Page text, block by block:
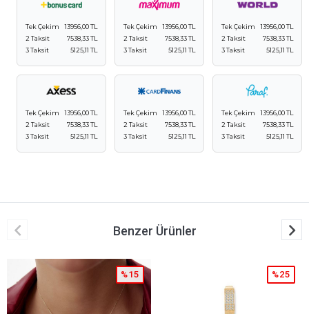
Tek Çekim
13956,00 TL
2 Taksit
7538,33 TL
3 Taksit
5125,11 TL
Tek Çekim
13956,00 TL
2 Taksit
7538,33 TL
3 Taksit
5125,11 TL
Tek Çekim
13956,00 TL
2 Taksit
7538,33 TL
3 Taksit
5125,11 TL
Tek Çekim
13956,00 TL
2 Taksit
7538,33 TL
3 Taksit
5125,11 TL
Tek Çekim
13956,00 TL
2 Taksit
7538,33 TL
3 Taksit
5125,11 TL
Tek Çekim
13956,00 TL
2 Taksit
7538,33 TL
3 Taksit
5125,11 TL
Benzer Ürünler
%15